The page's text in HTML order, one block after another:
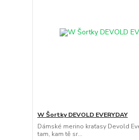
W Šortky DEVOLD EVERYDAY
Dámské merino kraťasy Devold
tam, kam tě sr...